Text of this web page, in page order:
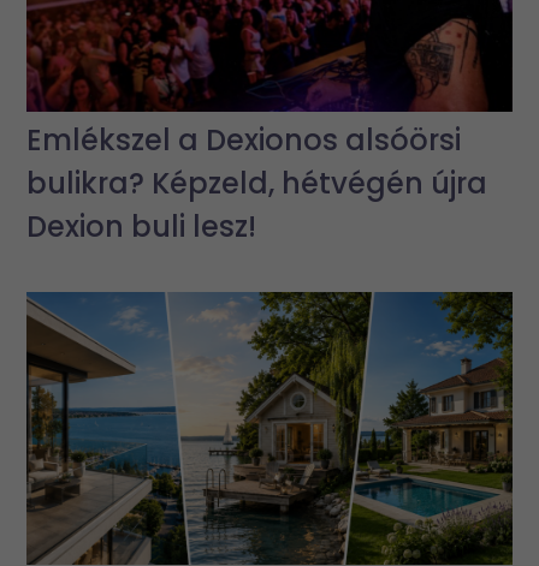
Emlékszel a Dexionos alsóörsi
bulikra? Képzeld, hétvégén újra
Dexion buli lesz!